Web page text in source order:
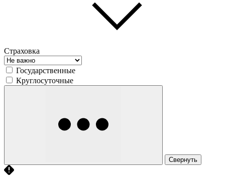
Страховка
Государственные
Круглосуточные
Свернуть